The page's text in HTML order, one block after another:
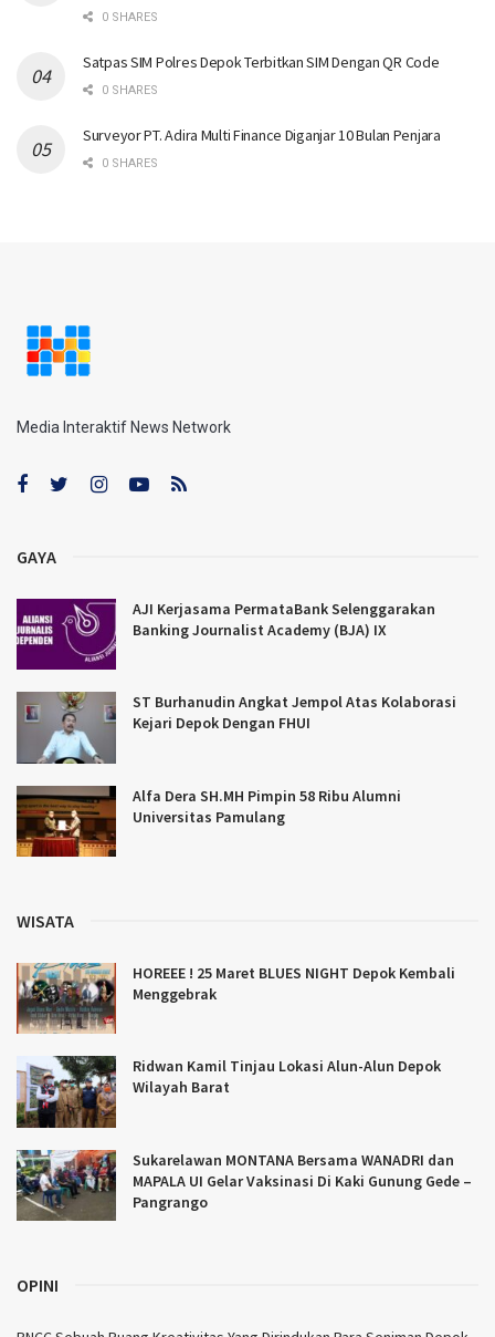
0 SHARES
Satpas SIM Polres Depok Terbitkan SIM Dengan QR Code
0 SHARES
Surveyor PT. Adira Multi Finance Diganjar 10 Bulan Penjara
0 SHARES
Media Interaktif News Network
GAYA
AJI Kerjasama PermataBank Selenggarakan
Banking Journalist Academy (BJA) IX
ST Burhanudin Angkat Jempol Atas Kolaborasi
Kejari Depok Dengan FHUI
Alfa Dera SH.MH Pimpin 58 Ribu Alumni
Universitas Pamulang
WISATA
HOREEE ! 25 Maret BLUES NIGHT Depok Kembali
Menggebrak
Ridwan Kamil Tinjau Lokasi Alun-Alun Depok
Wilayah Barat
Sukarelawan MONTANA Bersama WANADRI dan
MAPALA UI Gelar Vaksinasi Di Kaki Gunung Gede –
Pangrango
OPINI